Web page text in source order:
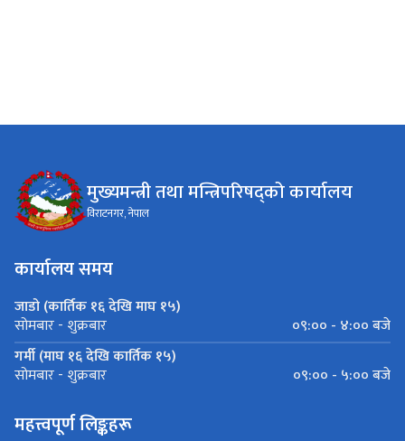
मुख्यमन्त्री तथा मन्त्रिपरिषद्को कार्यालय
विराटनगर, नेपाल
कार्यालय समय
जाडो (कार्तिक १६ देखि माघ १५)
सोमबार - शुक्रबार
०९:०० - ४:०० बजे
गर्मी (माघ १६ देखि कार्तिक १५)
सोमबार - शुक्रबार ०९:०० - ५:०० बजे
महत्त्वपूर्ण लिङ्कहरू